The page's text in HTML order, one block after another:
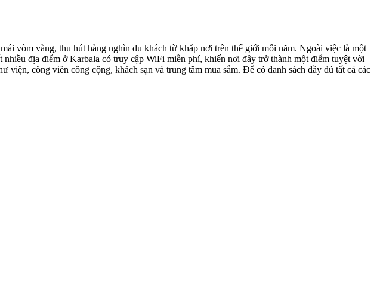
vòm vàng, thu hút hàng nghìn du khách từ khắp nơi trên thế giới mỗi năm. Ngoài việc là một
địa điểm ở Karbala có truy cập WiFi miễn phí, khiến nơi đây trở thành một điểm tuyệt vời
công viên công cộng, khách sạn và trung tâm mua sắm. Để có danh sách đầy đủ tất cả các